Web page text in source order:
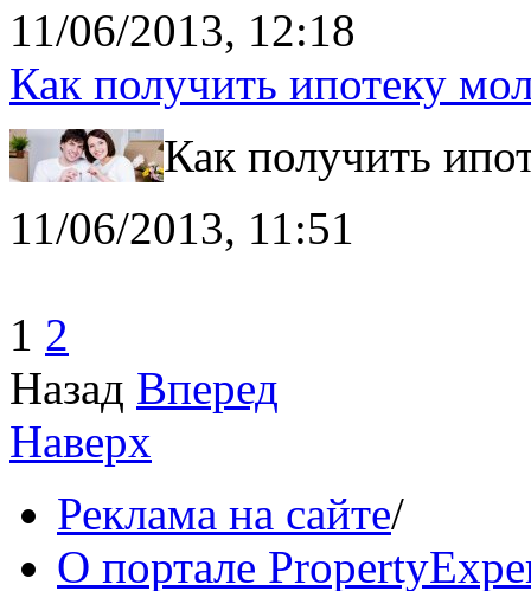
11/06/2013, 12:18
Как получить ипотеку
Как получить
11/06/2013, 11:51
1 2
Назад Вперед
Наверх
Реклама на сайте/
О портале